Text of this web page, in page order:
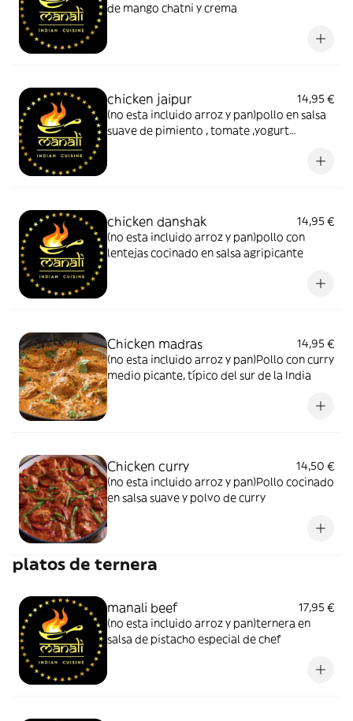
de mango chatni y crema
chicken jaipur
14,95 €
(no esta incluido arroz y pan)pollo en salsa
suave de pimiento , tomate ,yogurt
chicken danshak
14,95 €
(no esta incluido arroz y pan)pollo con
lentejas cocinado en salsa agripicante
Chicken madras
14,95 €
(no esta incluido arroz y pan)Pollo con curry
medio picante, típico del sur de la India
Chicken curry
14,50 €
(no esta incluido arroz y pan)Pollo cocinado
en salsa suave y polvo de curry
platos de ternera
manali beef
17,95 €
(no esta incluido arroz y pan)ternera en
salsa de pistacho especial de chef